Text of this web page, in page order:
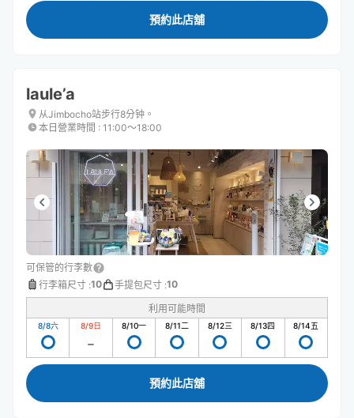
預約此店舖
laule’a
从Jimbocho站步行8分钟。
本日營業時間 : 11:00〜18:00
可保管的行李數
行李箱尺寸 :10 手提包尺寸 :10
利用可能時間
8/8六 8/9日 8/10一 8/11二 8/12三 8/13四 8/14五
預約此店舖